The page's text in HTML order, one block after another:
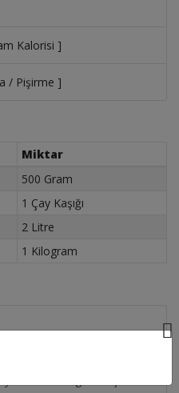
Kalorisi ]
/ Pişirme ]
Miktar
500 Gram
1 Çay Kaşığı
2 Litre
1 Kilogram